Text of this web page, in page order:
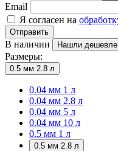
Email
Я согласен на
Отправить
В наличии Нашли
Размеры:
0.5 мм 2.8 л
0.04 мм 1 л
0.04 мм 2.8 л
0.04 мм 5 л
0.04 мм 10 л
0.5 мм 1 л
0.5 мм 2.8 л